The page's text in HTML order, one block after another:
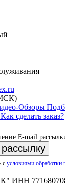
Обзоры
Как сделать заказ?
E-mail
с условиями обработки
ИНН